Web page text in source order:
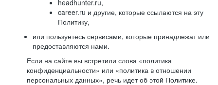
headhunter.ru,
career.ru и другие, которые ссылаются на эту
Политику,
или пользуетесь сервисами, которые принадлежат или
предоставляются нами.
Если на сайте вы встретили слова «политика
конфиденциальности» или «политика в отношении
персональных данных», речь идет об этой Политике.